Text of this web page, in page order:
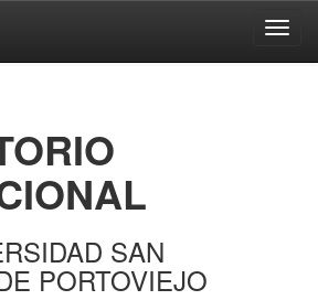
SAN
PORTOVIEJO